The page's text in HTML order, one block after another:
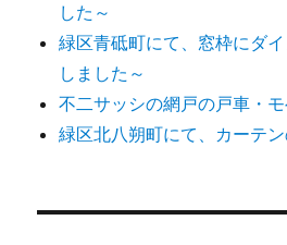
した～
緑区青砥町にて、窓枠にダ
しました～
不二サッシの網戸の戸車・モ
緑区北八朔町にて、カーテン